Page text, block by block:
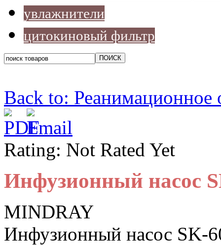
увлажнители
цитокиновый фильтр
Back to: Реанимационное
Rating: Not Rated Yet
Инфузионный насос
MINDRAY
Инфузионный насос SK-